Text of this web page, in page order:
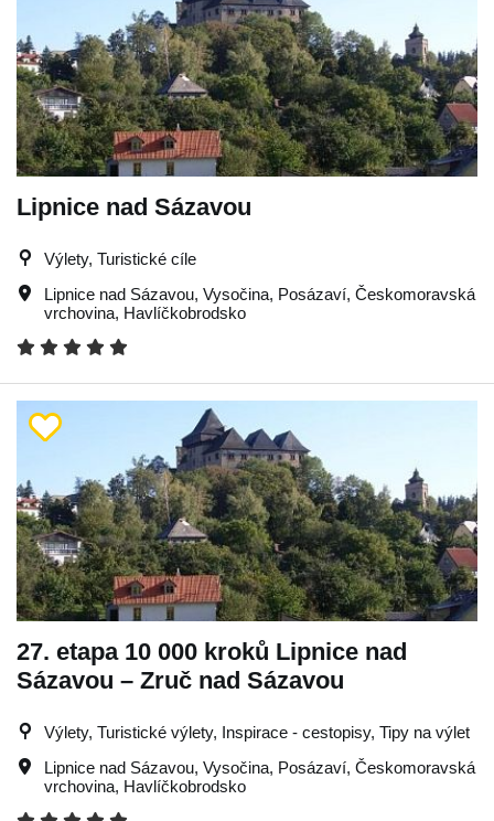
Lipnice nad Sázavou
Výlety, Turistické cíle
Lipnice nad Sázavou, Vysočina, Posázaví, Českomoravská
vrchovina, Havlíčkobrodsko
27. etapa 10 000 kroků Lipnice nad
Sázavou – Zruč nad Sázavou
Výlety, Turistické výlety, Inspirace - cestopisy, Tipy na výlet
Lipnice nad Sázavou, Vysočina, Posázaví, Českomoravská
vrchovina, Havlíčkobrodsko